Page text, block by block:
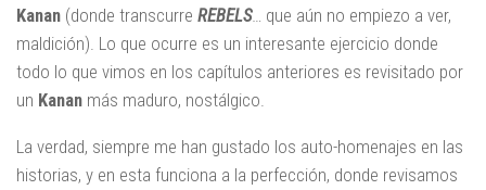
Kanan (donde transcurre REBELS… que aún no empiezo a ver,
maldición). Lo que ocurre es un interesante ejercicio donde
todo lo que vimos en los capítulos anteriores es revisitado por
un Kanan más maduro, nostálgico.
La verdad, siempre me han gustado los auto-homenajes en las
historias, y en esta funciona a la perfección, donde revisamos